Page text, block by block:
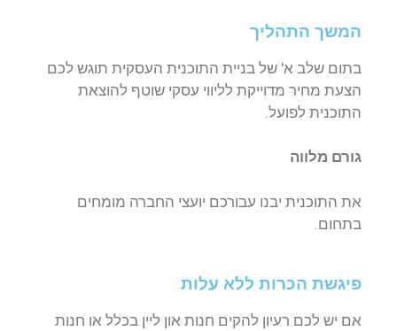
המשך התהליך
בתום שלב א' של בניית התוכנית העסקית תוגש לכם
הצעת מחיר מדוייקת לליווי עסקי שוטף להוצאת
התוכנית לפועל.
גורם מלווה
את התוכנית יבנו עבורכם יועצי החברה מומחים
בתחום.
פיגשת הכרות ללא עלות
אם יש לכם רעיון להקים חנות און ליין בכלל או חנות